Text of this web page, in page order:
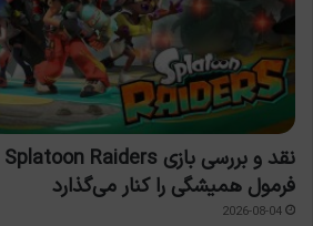
فرمول همیشگی را کنار می‌گذارد
2026-08-04